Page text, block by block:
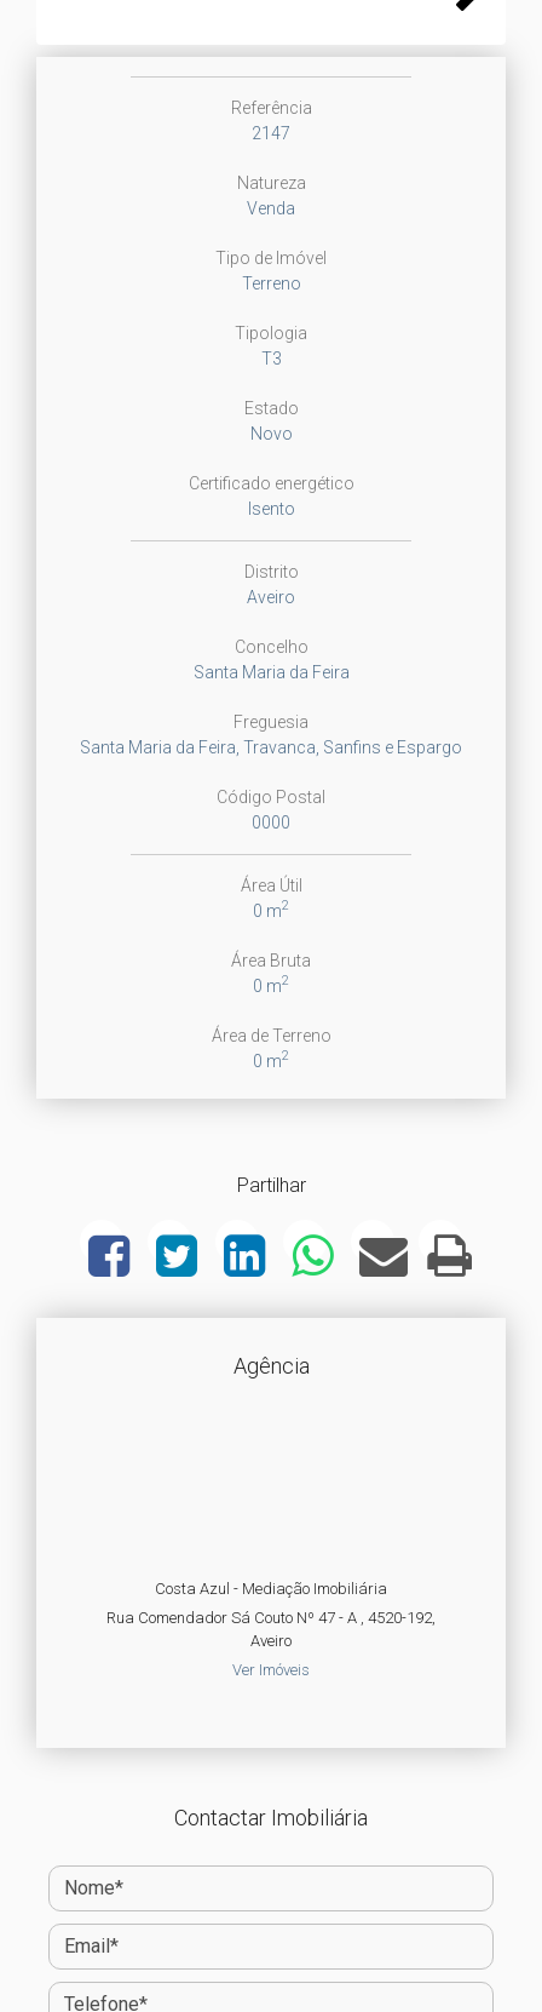
Referência
2147
Natureza
Venda
Tipo de Imóvel
Terreno
Tipologia
T3
Estado
Novo
Certificado energético
Isento
Distrito
Aveiro
Concelho
Santa Maria da Feira
Freguesia
Santa Maria da Feira, Travanca, Sanfins e Espargo
Código Postal
0000
Área Útil
0 m2
Área Bruta
0 m2
Área de Terreno
0 m2
Partilhar
Agência
Costa Azul - Mediação Imobiliária
Rua Comendador Sá Couto Nº 47 - A , 4520-192,
Aveiro
Ver Imóveis
Contactar Imobiliária